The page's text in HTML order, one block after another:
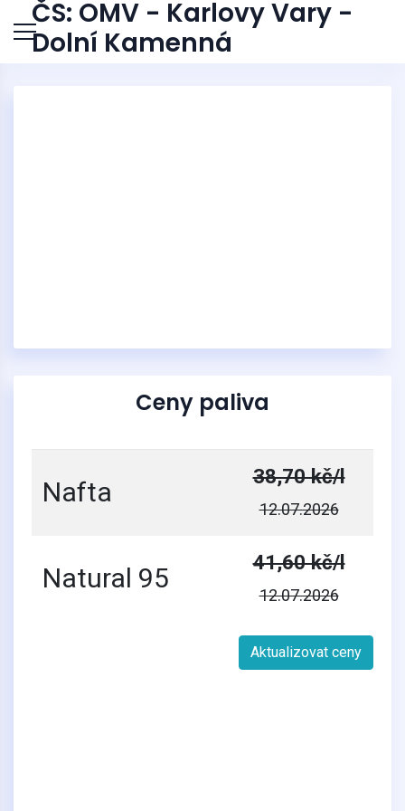
ČS: OMV - Karlovy Vary -
Dolní Kamenná
Ceny paliva
Nafta 38,70 kč/l
12.07.2026
Natural 95 41,60 kč/l
12.07.2026
Aktualizovat ceny